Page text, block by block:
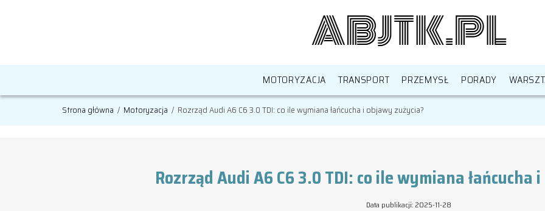
MOTORYZACJA TRANSPORT PRZEMYSŁ PORADY
Strona główna / Motoryzacja / Rozrząd Audi A6 C6 3.0 TDI: co ile wymiana łańcucha i objawy zużycia?
Rozrząd Audi A6 C6 3.0 TDI: co ile wymiana łańcucha
Data publikacji: 2025-11-28